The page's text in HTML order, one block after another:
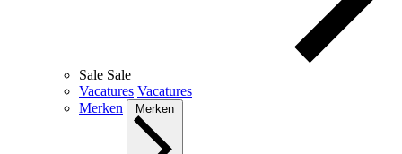
Sale Sale
Vacatures Vacatures
Merken
Merken